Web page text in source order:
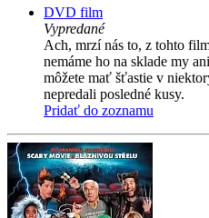
DVD film
Vypredané
Ach, mrzí nás to, z tohto
nemáme ho na sklade my
môžete mať šťastie v
nepredali posledné kusy.
Pridať do zoznamu